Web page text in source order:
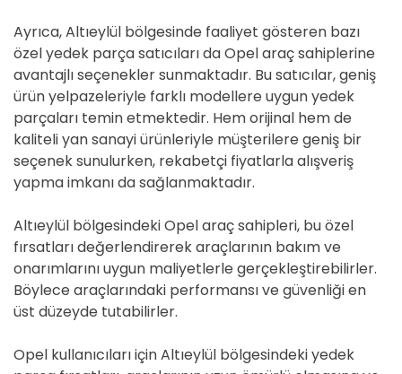
Ayrıca, Altıeylül bölgesinde faaliyet gösteren bazı
özel yedek parça satıcıları da Opel araç sahiplerine
avantajlı seçenekler sunmaktadır. Bu satıcılar, geniş
ürün yelpazeleriyle farklı modellere uygun yedek
parçaları temin etmektedir. Hem orijinal hem de
kaliteli yan sanayi ürünleriyle müşterilere geniş bir
seçenek sunulurken, rekabetçi fiyatlarla alışveriş
yapma imkanı da sağlanmaktadır.
Altıeylül bölgesindeki Opel araç sahipleri, bu özel
fırsatları değerlendirerek araçlarının bakım ve
onarımlarını uygun maliyetlerle gerçekleştirebilirler.
Böylece araçlarındaki performansı ve güvenliği en
üst düzeyde tutabilirler.
Opel kullanıcıları için Altıeylül bölgesindeki yedek